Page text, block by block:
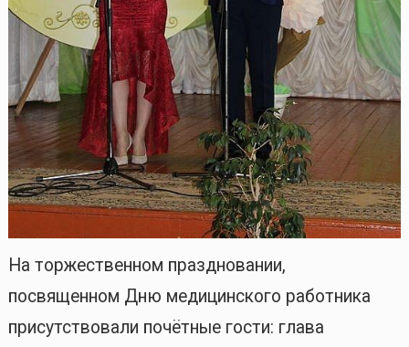
На торжественном праздновании,
посвященном Дню медицинского работника
присутствовали почётные гости: глава